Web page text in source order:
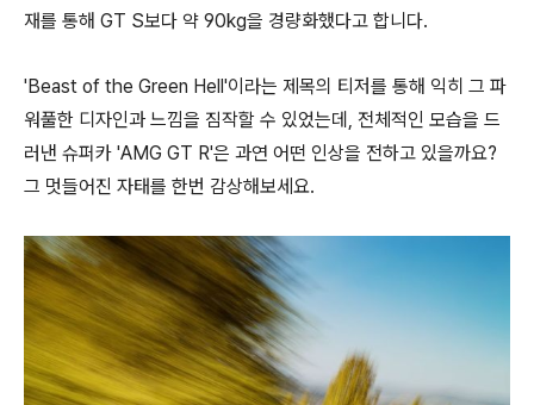
재를 통해 GT S보다 약 90kg을 경량화했다고 합니다.
'Beast of the Green Hell'이라는 제목의 티저를 통해 익히 그 파
워풀한 디자인과 느낌을 짐작할 수 있었는데, 전체적인 모습을 드
러낸 슈퍼카 'AMG GT R'은 과연 어떤 인상을 전하고 있을까요?
그 멋들어진 자태를 한번 감상해보세요.